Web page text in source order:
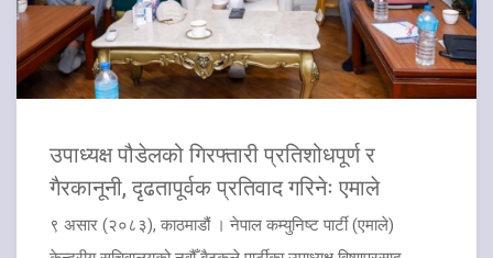
उपाध्यक्ष पौडेलको गिरफ्तारी प्रतिशोधपूर्ण र
गैरकानूनी, दृढतापूर्वक प्रतिवाद गरिनेः एमाले
९ असार (२०८३), काठमाडौं । नेपाल कम्युनिष्ट पार्टी (एमाले)